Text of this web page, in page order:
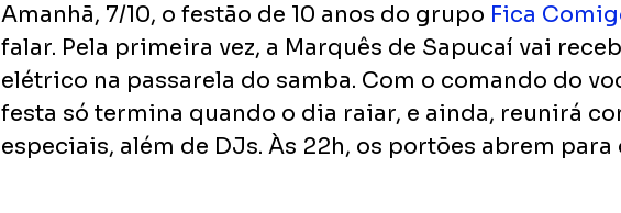
Amanhã, 7/10, o festão de 10 anos do grupo Fica
falar. Pela primeira vez, a Marquês de Sapucaí vai
elétrico na passarela do samba. Com o comando do
festa só termina quando o dia raiar, e ainda, reunirá
especiais, além de DJs. Às 22h, os portões abrem